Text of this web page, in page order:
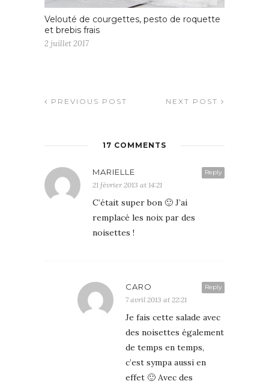
Velouté de courgettes, pesto de roquette
et brebis frais
2 juillet 2017
PREVIOUS POST NEXT POST
17 COMMENTS
Reply
MARIELLE
21 février 2013 at 14:21
C’était super bon 🙂 J’ai
remplacé les noix par des
noisettes !
Reply
CARO
7 avril 2013 at 22:21
Je fais cette salade avec
des noisettes également
de temps en temps,
c’est sympa aussi en
effet 🙂 Avec des